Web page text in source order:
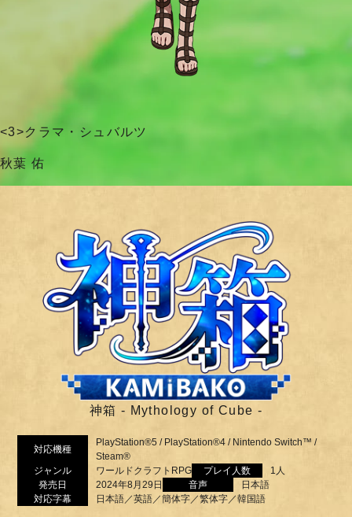
<3>クラマ・シュバルツ
秋葉 佑
神箱 - Mythology of Cube -
対応機種
PlayStation®5 / PlayStation®4 / Nintendo Switch™ /
Steam®
ジャンル
ワールドクラフトRPG プレイ人数
1人
発売日
2024年8月29日 音声
日本語
対応字幕
日本語／英語／簡体字／繁体字／韓国語